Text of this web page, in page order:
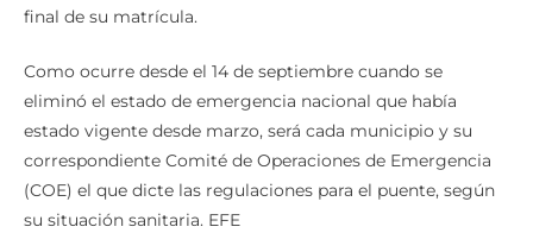
final de su matrícula.
Como ocurre desde el 14 de septiembre cuando se
eliminó el estado de emergencia nacional que había
estado vigente desde marzo, será cada municipio y su
correspondiente Comité de Operaciones de Emergencia
(COE) el que dicte las regulaciones para el puente, según
su situación sanitaria. EFE